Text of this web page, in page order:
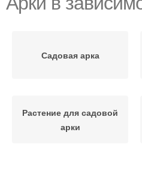
Садовая арка
Растение для садовой
арки